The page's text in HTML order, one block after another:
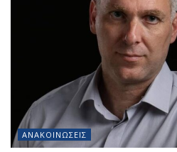
ΑΝΑΚΟΙΝΏΣΕΙΣ